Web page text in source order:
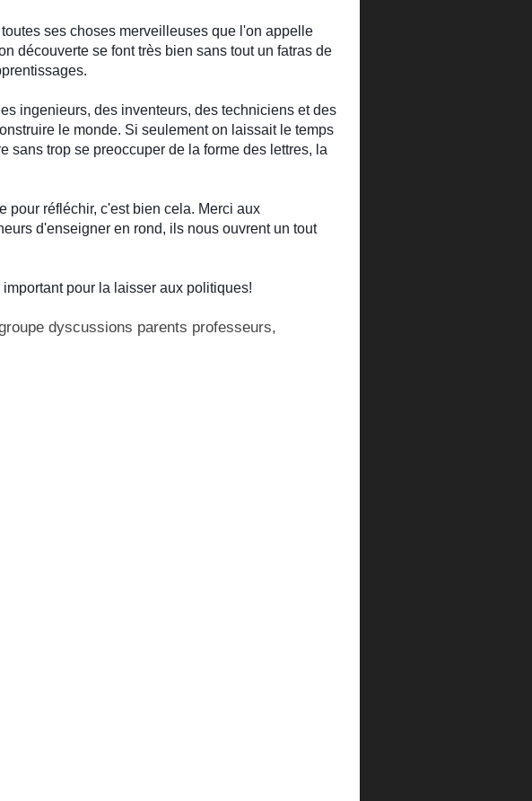
ses choses merveilleuses que l'on appelle
découverte se font très bien sans tout un fatras de
ingenieurs, des inventeurs, des techniciens et des
le monde. Si seulement on laissait le temps
sans trop se preoccuper de la forme des lettres, la
pour réfléchir, c'est bien cela. Merci aux
d'enseigner en rond, ils nous ouvrent un tout
pour la laisser aux politiques!
dyscussions parents professeurs,